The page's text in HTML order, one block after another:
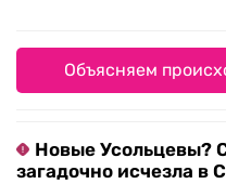
Объясняем
Новые Усольцевы?
загадочно исчезла в